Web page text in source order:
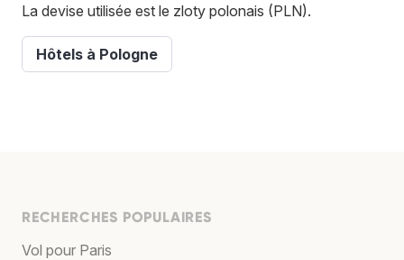
La devise utilisée est le zloty polonais (PLN).
Hôtels à Pologne
RECHERCHES POPULAIRES
Vol pour Paris